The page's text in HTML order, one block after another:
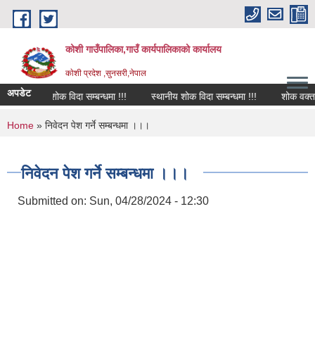
Skip to main content
कोशी गाउँपालिका,गाउँ कार्यपालिकाको कार्यालय
काेशी प्रदेश ,सुनसरी,नेपाल
अपडेट शोक विदा सम्बन्धमा !!! स्थानीय शोक विदा सम्बन्धमा !!! शोक वक्तव्य
You are here
Home » निवेदन पेश गर्ने सम्बन्धमा ।।।
निवेदन पेश गर्ने सम्बन्धमा ।।।
Submitted on: Sun, 04/28/2024 - 12:30